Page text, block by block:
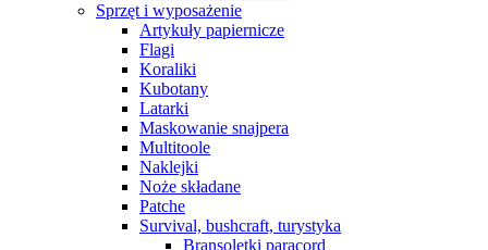
Sprzęt i wyposażenie
Artykuły papiernicze
Flagi
Koraliki
Kubotany
Latarki
Maskowanie snajpera
Multitoole
Naklejki
Noże składane
Patche
Survival, bushcraft, turystyka
Bransoletki paracord